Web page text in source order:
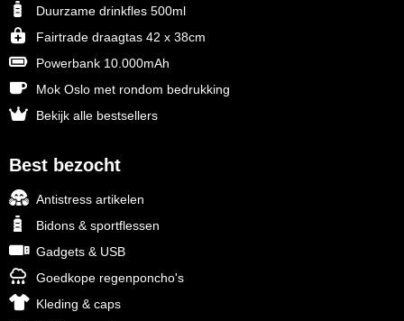
Duurzame drinkfles 500ml
Fairtrade draagtas 42 x 38cm
Powerbank 10.000mAh
Mok Oslo met rondom bedrukking
Bekijk alle bestsellers
Best bezocht
Antistress artikelen
Bidons & sportflessen
Gadgets & USB
Goedkope regenponcho's
Kleding & caps